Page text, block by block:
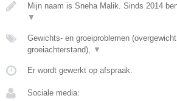
Mijn naam is Sneha Malik. Sinds 2014
▼
Gewichts- en groeiproblemen
groeiachterstand),
▼
Er wordt gewerkt op afspraak.
Sociale media: